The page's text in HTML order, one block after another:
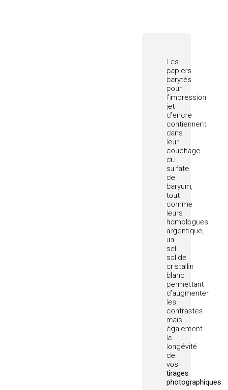
Les
papiers
barytés
pour
l’impression
jet
d’encre
contiennent
dans
leur
couchage
du
sulfate
de
baryum,
tout
comme
leurs
homologues
argentique,
un
sel
solide
cristallin
blanc
permettant
d’augmenter
les
contrastes
mais
également
la
longévité
de
vos
tirages
photographiques.